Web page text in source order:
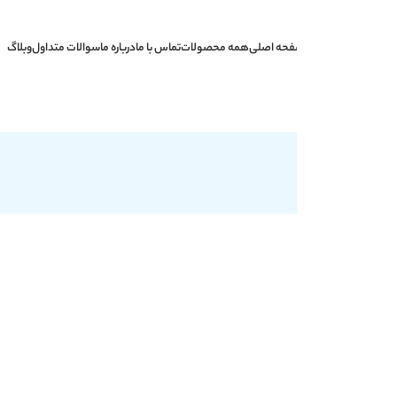
همه محصولاتتماس با مادرباره ماسوالات متداولوبلاگ